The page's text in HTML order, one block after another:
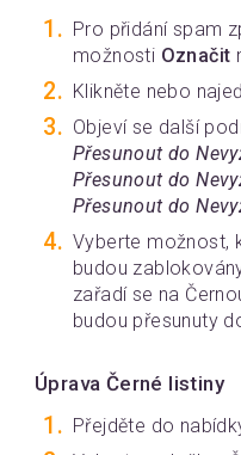
Pro přidání spam
možnosti Označit
Klikněte nebo
Objeví se další
Přesunout do
Přesunout do
Přesunout do
Vyberte možnost,
budou
zařadí se na
budou přesunuty
Úprava Černé listiny
Přejděte do